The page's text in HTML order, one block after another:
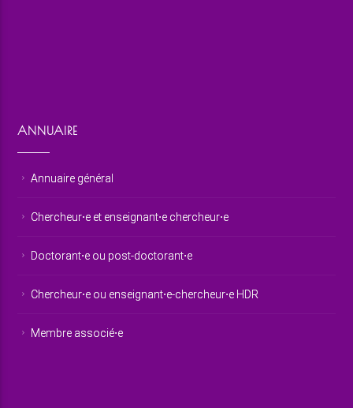
ANNUAIRE
Annuaire général
Chercheur⋅e et enseignant⋅e chercheur⋅e
Doctorant⋅e ou post-doctorant⋅e
Chercheur⋅e ou enseignant⋅e-chercheur⋅e HDR
Membre associé⋅e